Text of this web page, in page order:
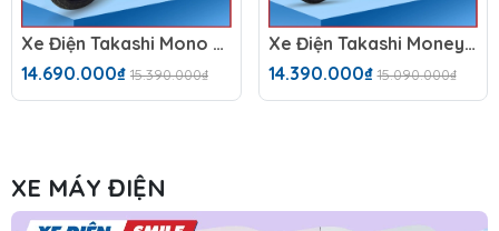
Xe Điện Takashi Mono (60V-23Ah)
14.690.000₫ 15.390.000₫
Xe Điện Takashi Money (60V-23Ah) 5 Bình
14.390.000₫ 15.090.000₫
XE MÁY ĐIỆN